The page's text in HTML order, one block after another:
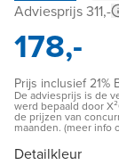
Adviesprijs 311,-
178,-
Prijs inclusief 21%
De adviesprijs is de
werd bepaald door
de prijzen van
maanden. (meer info
Detailkleur